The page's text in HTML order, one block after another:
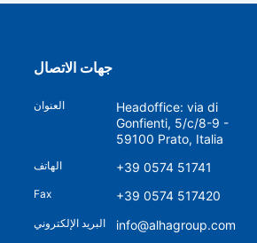
جهات الاتصال
العنوان
Headoffice: via di
Gonfienti, 5/c/8-9 -
59100 Prato, Italia
الهاتف +39 0574 51741
Fax +39 0574 517420
البريد الإلكتروني info@alhagroup.com